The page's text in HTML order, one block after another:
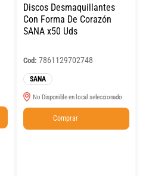
Discos Desmaquillantes
Con Forma De Corazón
SANA x50 Uds
Cod: 7861129702748
SANA
No Disponible en local seleccionado
Comprar